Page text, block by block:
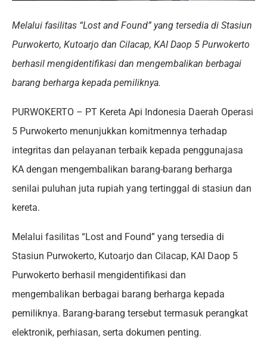
Melalui fasilitas “Lost and Found” yang tersedia di Stasiun
Purwokerto, Kutoarjo dan Cilacap, KAI Daop 5 Purwokerto
berhasil mengidentifikasi dan mengembalikan berbagai
barang berharga kepada pemiliknya.
PURWOKERTO – PT Kereta Api Indonesia Daerah Operasi
5 Purwokerto menunjukkan komitmennya terhadap
integritas dan pelayanan terbaik kepada penggunajasa
KA dengan mengembalikan barang-barang berharga
senilai puluhan juta rupiah yang tertinggal di stasiun dan
kereta.
Melalui fasilitas “Lost and Found” yang tersedia di
Stasiun Purwokerto, Kutoarjo dan Cilacap, KAI Daop 5
Purwokerto berhasil mengidentifikasi dan
mengembalikan berbagai barang berharga kepada
pemiliknya. Barang-barang tersebut termasuk perangkat
elektronik, perhiasan, serta dokumen penting.